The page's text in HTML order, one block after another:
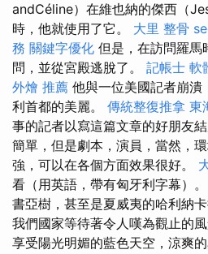
andCéline）在維也納的傑西（
時，他就使用了它。 大里 整骨
務 關鍵字優化 但是，在訪問羅馬
問，並從宮殿逃脫了。 記帳士 軟
外燴 推薦 他與一位美國記者崩潰
利首都的美麗。 傳統整復推拿 東
事的記者以寫這篇文章的好朋友
簡單，但是劇本，演員，當然，
強，可以在各個方面效果很好。
看（用英語，帶有匈牙利字幕）
書亞樹，甚至是夏威夷的哈利納
我們國家等待著令人嘆為觀止的
享受陽光明媚的藍色天空，涼爽